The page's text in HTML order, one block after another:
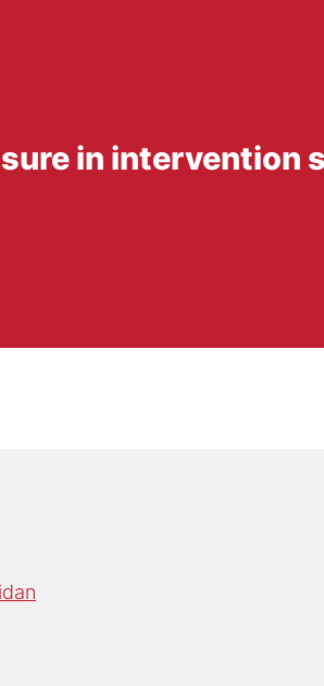
in intervention